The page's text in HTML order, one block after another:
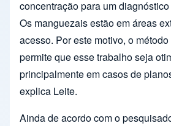
concentração para um
Os manguezais estão em áreas
acesso. Por este motivo, o
permite que esse trabalho seja
principalmente em casos de
explica Leite.
Ainda de acordo com o